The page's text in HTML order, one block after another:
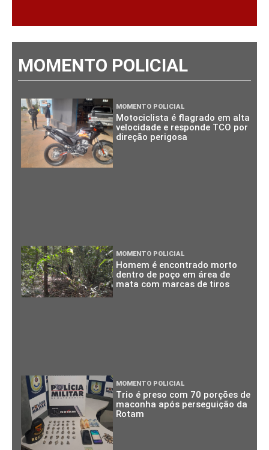
MOMENTO POLICIAL
MOMENTO POLICIAL
Motociclista é flagrado em alta
velocidade e responde TCO por
direção perigosa
MOMENTO POLICIAL
Homem é encontrado morto
dentro de poço em área de
mata com marcas de tiros
MOMENTO POLICIAL
Trio é preso com 70 porções de
maconha após perseguição da
Rotam